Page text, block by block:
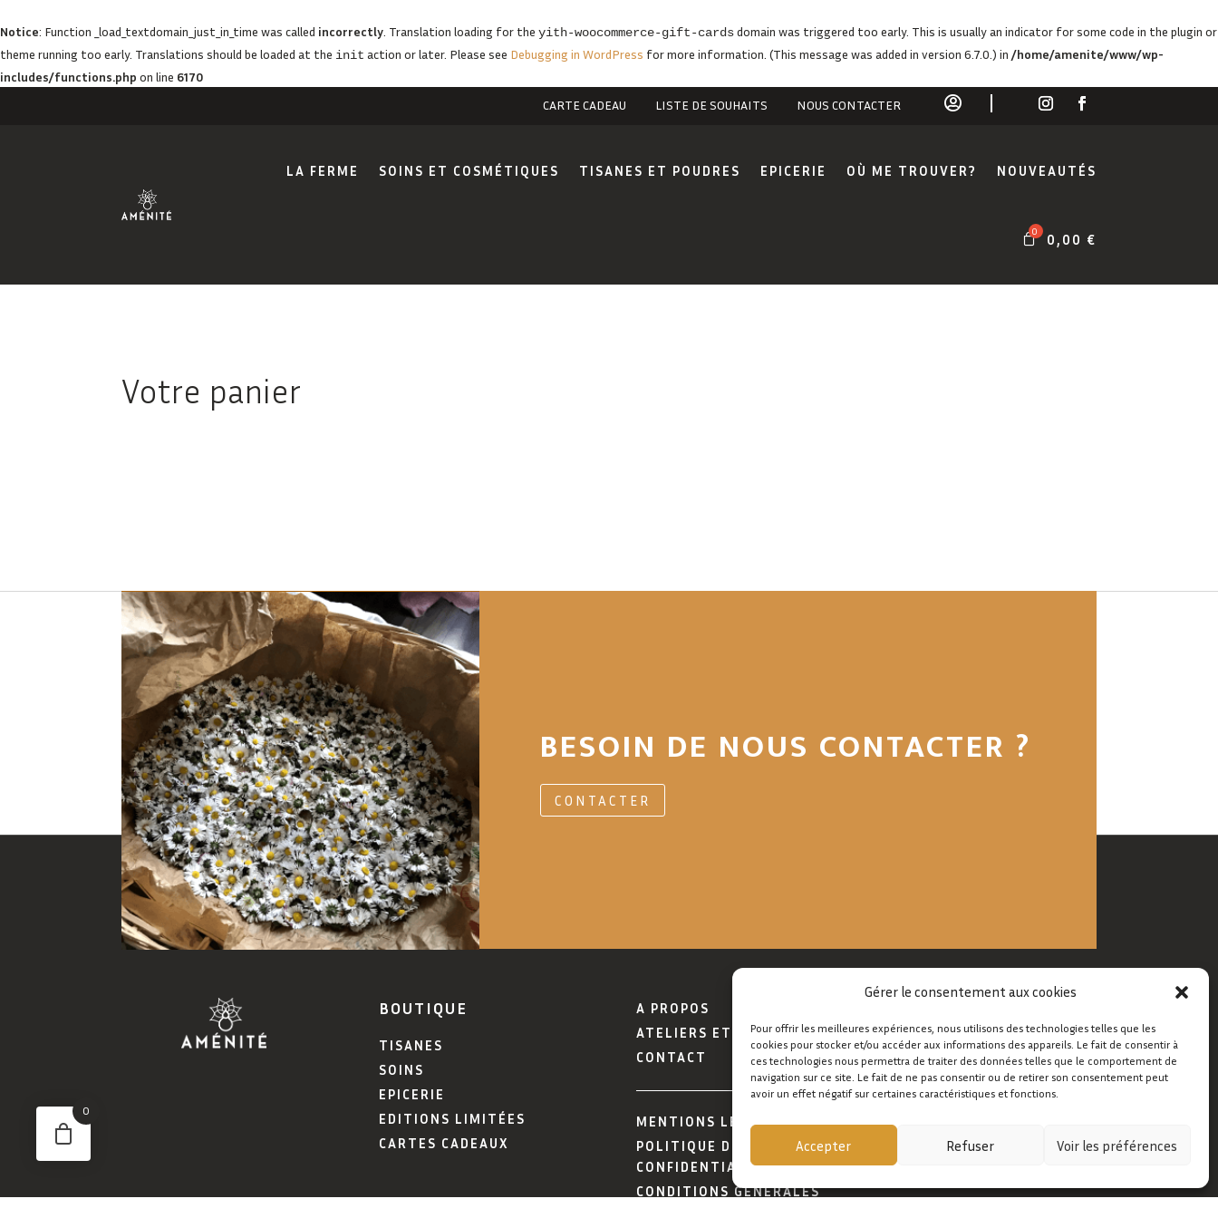
Gérer le consentement aux cookies
Pour offrir les meilleures expériences, nous utilisons des technologies telles que les
cookies pour stocker et/ou accéder aux informations des appareils. Le fait de consentir à
ces technologies nous permettra de traiter des données telles que le comportement de
navigation sur ce site. Le fait de ne pas consentir ou de retirer son consentement peut
avoir un effet négatif sur certaines caractéristiques et fonctions.
Accepter Refuser Voir les préférences
Notice: Function _load_textdomain_just_in_time was called incorrectly . Translation loading for the yith-woocommerce-gift-cardsdomain was triggered too early. This is usually an indicator for some code in the plugin or
theme running too early. Translations should be loaded at the init action or later. Please see Debugging in WordPress for more information. (This message was added in version 6.7.0.) in /home/amenite/www/wp-
includes/functions.php on line 6170
CARTE CADEAU
LISTE DE SOUHAITS NOUS CONTACTER 
LA FERME SOINS ET COSMÉTIQUES TISANES ET POUDRES EPICERIE OÙ ME TROUVER? NOUVEAUTÉS
0,00 €
Votre panier
BESOIN DE NOUS CONTACTER ?
CONTACTER
BOUTIQUE
TISANES
SOINS
EPICERIE
EDITIONS LIMITÉES
CARTES CADEAUX
A PROPOS
ATELIERS ET MARCHÉ
CONTACT
MENTIONS LÉGALES
POLITIQUE DE
CONFIDENTIALITÉ
CONDITIONS GÉNÉRALES
0